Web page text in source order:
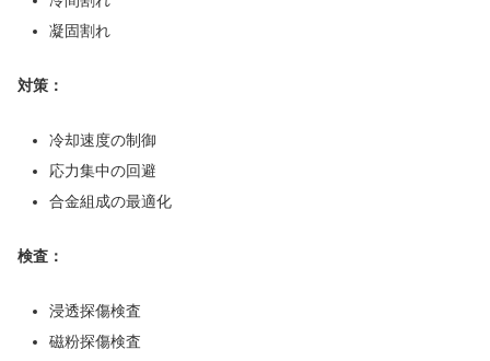
凝固割れ
対策：
冷却速度の制御
応力集中の回避
合金組成の最適化
検査：
浸透探傷検査
磁粉探傷検査